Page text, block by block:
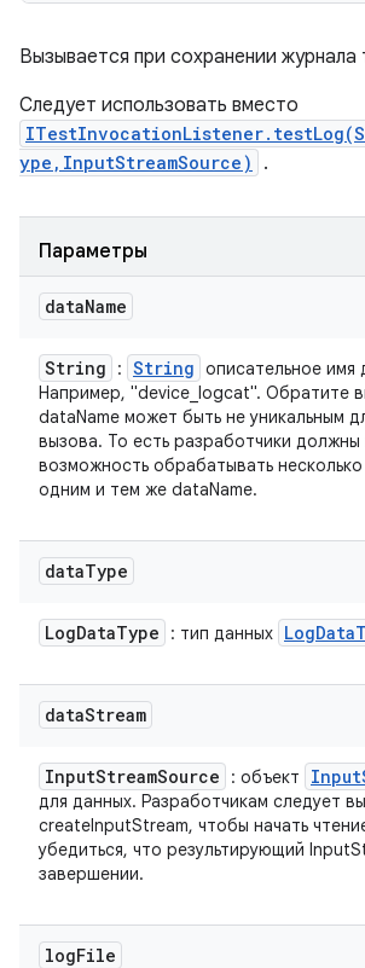
Вызывается при сохранении журнала
Следует использовать вместо
ype,InputStreamSource)
.
Параметры
dataName
String : String описательное имя
Например, "device_logcat". Обратите
dataName может быть не уникальным
вызова. То есть разработчики должны
возможность обрабатывать
одним и тем же dataName.
dataType
LogDataType : тип данных LogData
dataStream
InputStreamSource : объект Input
для данных. Разработчикам следует
createInputStream, чтобы начать
убедиться, что результирующий
завершении.
logFile